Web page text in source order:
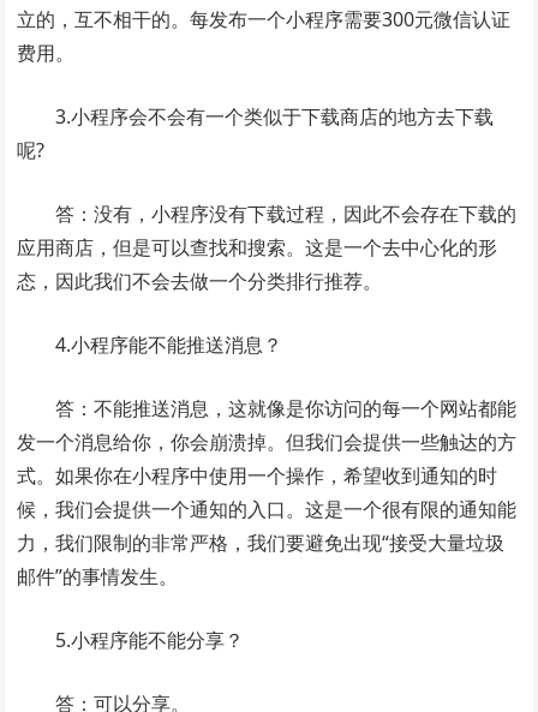
立的，互不相干的。每发布一个小程序需要300元微信认证
费用。
3.小程序会不会有一个类似于下载商店的地方去下载
呢?
答：没有，小程序没有下载过程，因此不会存在下载的
应用商店，但是可以查找和搜索。这是一个去中心化的形
态，因此我们不会去做一个分类排行推荐。
4.小程序能不能推送消息？
答：不能推送消息，这就像是你访问的每一个网站都能
发一个消息给你，你会崩溃掉。但我们会提供一些触达的方
式。如果你在小程序中使用一个操作，希望收到通知的时
候，我们会提供一个通知的入口。这是一个很有限的通知能
力，我们限制的非常严格，我们要避免出现“接受大量垃圾
邮件”的事情发生。
5.小程序能不能分享？
答：可以分享。